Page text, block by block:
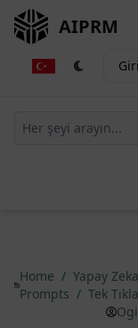
AIPRM
Home / Yapay
Prompts / Tek